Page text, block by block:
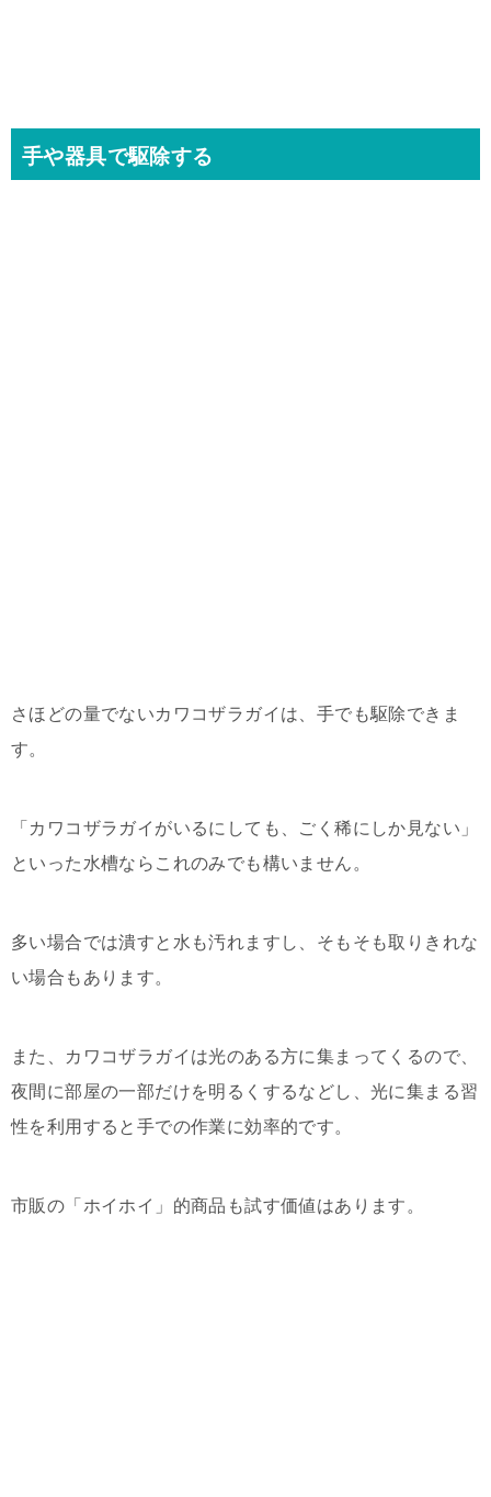
手や器具で駆除する
さほどの量でないカワコザラガイは、手でも駆除できま
す。
「カワコザラガイがいるにしても、ごく稀にしか見ない」
といった水槽ならこれのみでも構いません。
多い場合では潰すと水も汚れますし、そもそも取りきれな
い場合もあります。
また、カワコザラガイは光のある方に集まってくるので、
夜間に部屋の一部だけを明るくするなどし、光に集まる習
性を利用すると手での作業に効率的です。
市販の「ホイホイ」的商品も試す価値はあります。